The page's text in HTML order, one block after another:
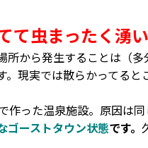
て虫まったく湧
所から発生することは（
。現実では散らかってると
作った温泉施設。原因は同
ゴーストタウン状態です。